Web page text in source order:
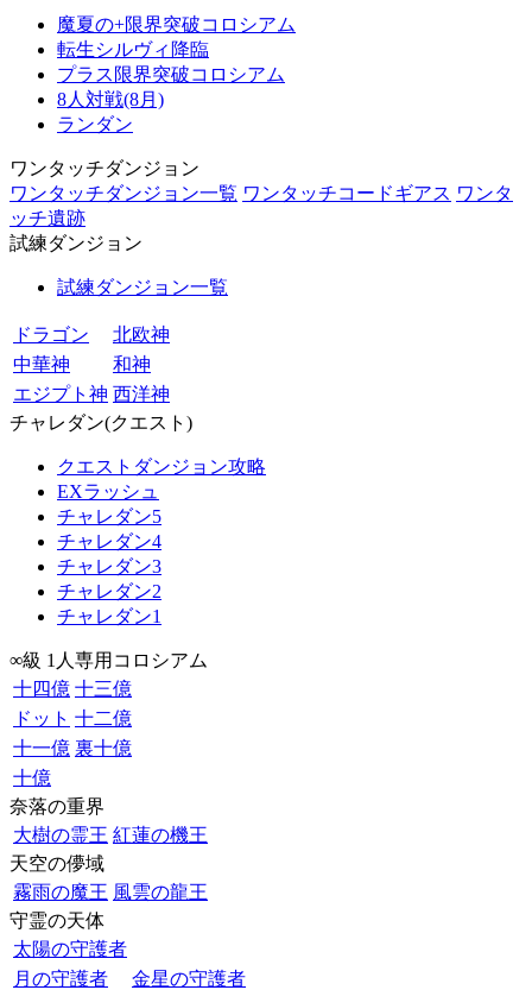
魔夏の+限界突破コロシアム
転生シルヴィ降臨
プラス限界突破コロシアム
8人対戦(8月)
ランダン
ワンタッチダンジョン
ワンタッチダンジョン一覧 ワンタッチコードギアス ワンタ
ッチ遺跡
試練ダンジョン
試練ダンジョン一覧
ドラゴン
北欧神
中華神
和神
エジプト神 西洋神
チャレダン(クエスト)
クエストダンジョン攻略
EXラッシュ
チャレダン5
チャレダン4
チャレダン3
チャレダン2
チャレダン1
∞級 1人専用コロシアム
十四億 十三億
ドット 十二億
十一億 裏十億
十億
奈落の重界
大樹の霊王 紅蓮の機王
天空の儚域
霧雨の魔王 風雲の龍王
守霊の天体
太陽の守護者
月の守護者
金星の守護者